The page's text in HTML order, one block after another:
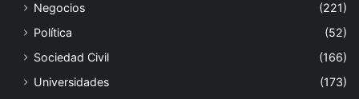
Negocios
(221)
Política
(52)
Sociedad Civil
(166)
Universidades
(173)